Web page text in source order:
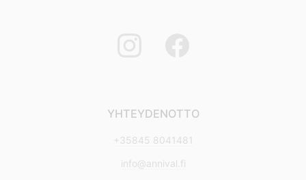
YHTEYDENOTTO
+35845 8041481
info@annival.fi